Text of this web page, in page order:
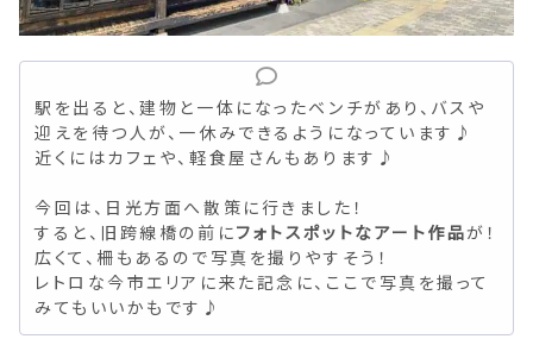
駅を出ると、建物と一体になったベンチがあり、バスや
迎えを待つ人が、一休みできるようになっています♪
近くにはカフェや、軽食屋さんもあります♪
今回は、日光方面へ散策に行きました！
すると、旧跨線橋の前にフォトスポットなアート作品が！
広くて、柵もあるので写真を撮りやすそう！
レトロな今市エリアに来た記念に、ここで写真を撮って
みてもいいかもです♪